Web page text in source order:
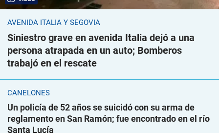
AVENIDA ITALIA Y SEGOVIA
Siniestro grave en avenida Italia dejó a una
persona atrapada en un auto; Bomberos
trabajó en el rescate
CANELONES
Un policía de 52 años se suicidó con su arma de
reglamento en San Ramón; fue encontrado en el río
Santa Lucía